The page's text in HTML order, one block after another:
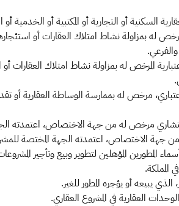
السكنية أو التجارية أو المكتبية أو الخدمية
له بمزاولة نشاط امتلاك العقارات أو
المرخص له بمزاولة نشاط امتلاك العقارات
مرخص له بممارسة الوساطة العقارية أو
مرخص له من جهة الاختصاص، اعتمدته
الاختصاص، اعتمدته الجهة المختصة
المطورين المؤهلين لتطوير وبيع وتأجير
المملكة.
الذي يبيعه أو يؤجره المطور للغير.
العقارية في المشروع العقاري.